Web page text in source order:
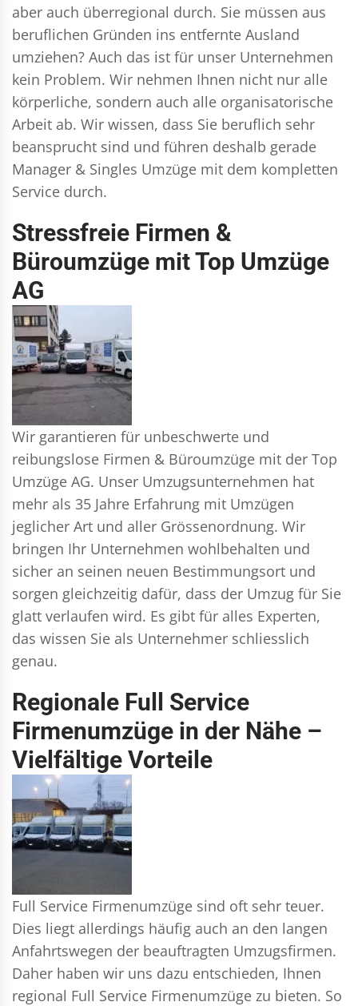
aber auch überregional durch. Sie müssen aus
beruflichen Gründen ins entfernte Ausland
umziehen? Auch das ist für unser Unternehmen
kein Problem. Wir nehmen Ihnen nicht nur alle
körperliche, sondern auch alle organisatorische
Arbeit ab. Wir wissen, dass Sie beruflich sehr
beansprucht sind und führen deshalb gerade
Manager & Singles Umzüge mit dem kompletten
Service durch.
Stressfreie Firmen &
Büroumzüge mit Top Umzüge
AG
Wir garantieren für unbeschwerte und
reibungslose Firmen & Büroumzüge mit der Top
Umzüge AG. Unser Umzugsunternehmen hat
mehr als 35 Jahre Erfahrung mit Umzügen
jeglicher Art und aller Grössenordnung. Wir
bringen Ihr Unternehmen wohlbehalten und
sicher an seinen neuen Bestimmungsort und
sorgen gleichzeitig dafür, dass der Umzug für Sie
glatt verlaufen wird. Es gibt für alles Experten,
das wissen Sie als Unternehmer schliesslich
genau.
Regionale Full Service
Firmenumzüge in der Nähe –
Vielfältige Vorteile
Full Service Firmenumzüge sind oft sehr teuer.
Dies liegt allerdings häufig auch an den langen
Anfahrtswegen der beauftragten Umzugsfirmen.
Daher haben wir uns dazu entschieden, Ihnen
regional Full Service Firmenumzüge zu bieten. So